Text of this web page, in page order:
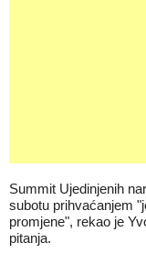
Summit Ujedinjenih
subotu prihvaćanjem
promjene", rekao je
pitanja.